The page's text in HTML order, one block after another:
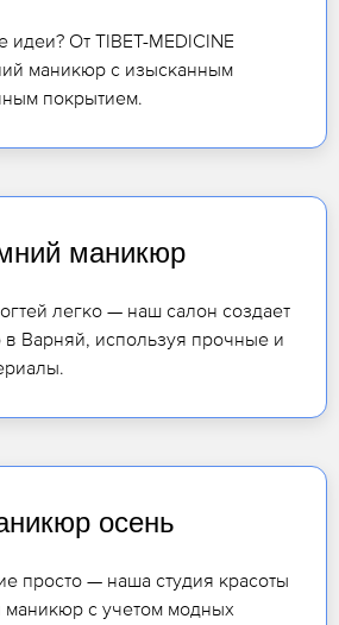
идеи? От TIBET-MEDICINE
маникюр с изысканным
покрытием.
маникюр
легко — наш салон создает
Варняй, используя прочные и
осень
просто — наша студия красоты
маникюр с учетом модных